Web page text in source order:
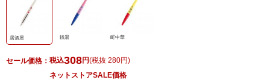
居酒屋 銭湯 町中華
セール価格： 税込308円(税抜 280円)
ネットストアSALE価格